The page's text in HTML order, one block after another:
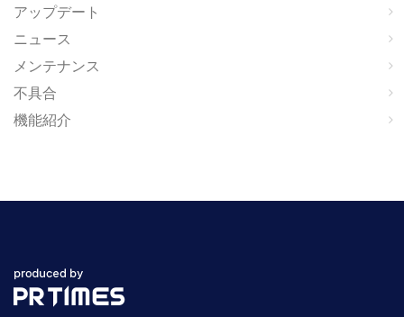
アップデート
ニュース
メンテナンス
不具合
機能紹介